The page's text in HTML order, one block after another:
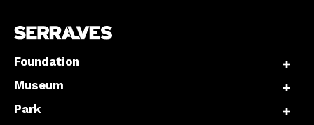
Foundation
Museum
Park